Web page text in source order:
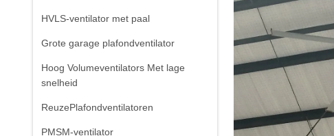
HVLS-ventilator met paal
Grote garage plafondventilator
Hoog Volumeventilators Met lage
snelheid
ReuzePlafondventilatoren
PMSM-ventilator